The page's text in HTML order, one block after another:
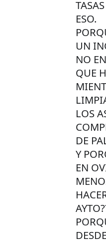
ESO.
UN
NO
QUE
LOS
DE
Y
EN